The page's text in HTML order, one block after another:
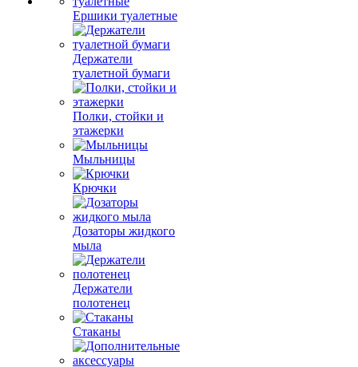
Ершики туалетные
Держатели
туалетной бумаги
Полки, стойки и
этажерки
Мыльницы
Крючки
Дозаторы жидкого
мыла
Держатели
полотенец
Стаканы